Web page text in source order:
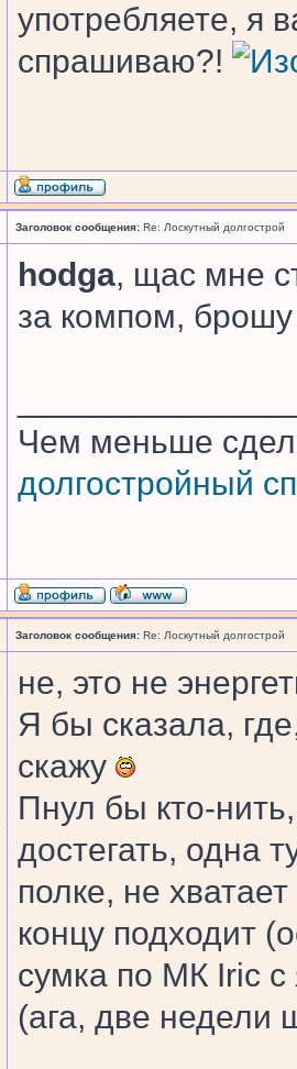
употребляете, я
спрашиваю?!
Заголовок сообщения: Re: Лоскутный долгострой
hodga, щас мне
за компом,
Чем меньше
долгостройный
Заголовок сообщения: Re: Лоскутный долгострой
не, это не
Я бы сказала,
скажу
Пнул бы кто-
достегать, одна
полке, не
концу подходит
сумка по МК Iric с
(ага, две недели